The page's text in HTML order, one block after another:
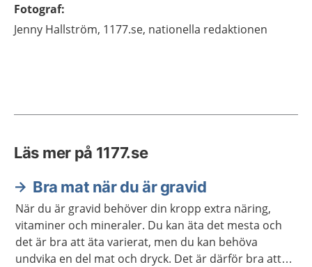
Fotograf:
Jenny Hallström, 1177.se, nationella redaktionen
Läs mer på 1177.se
Bra mat när du är gravid
När du är gravid behöver din kropp extra näring,
vitaminer och mineraler. Du kan äta det mesta och
det är bra att äta varierat, men du kan behöva
undvika en del mat och dryck. Det är därför bra att